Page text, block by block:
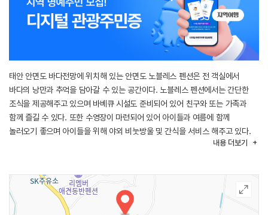
태안 안면도 바다전망에 위치해 있는 안면도 노블레스 펜션은 전 객실에서
바다의 낭만과 추억을 담아갈 수 있는 공간이다. 노블레스 펜션에서는 간단한
조식을 제공해주고 있으며 바베큐 시설도 준비되어 있어 친구와 또는 가족과
함께 즐길 수 있다. 또한 수영장이 마련되어 있어 아이들과 여름에 함께
놀러오기 좋으며 아이들을 위해 야외 비눗방울 및 간식을 서비스 해주고 있다.
펜션 주변으로는 꽃지해수욕장, 영목항, 보령 원산도, 쥬라기 박물관 등 다양한
내용 더보기